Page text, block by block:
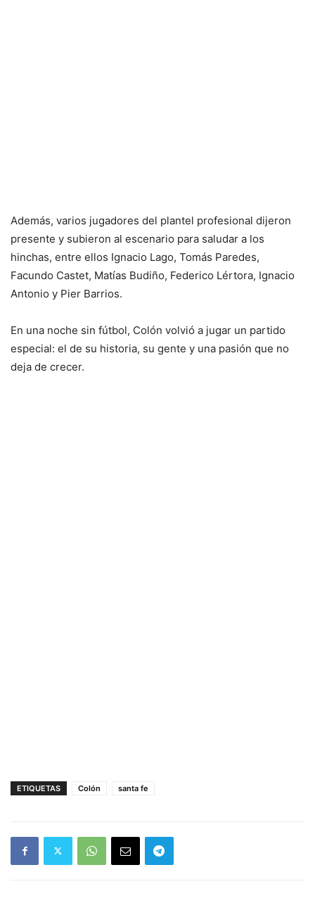
Además, varios jugadores del plantel profesional dijeron
presente y subieron al escenario para saludar a los
hinchas, entre ellos Ignacio Lago, Tomás Paredes,
Facundo Castet, Matías Budiño, Federico Lértora, Ignacio
Antonio y Pier Barrios.
En una noche sin fútbol, Colón volvió a jugar un partido
especial: el de su historia, su gente y una pasión que no
deja de crecer.
ETIQUETAS Colón santa fe